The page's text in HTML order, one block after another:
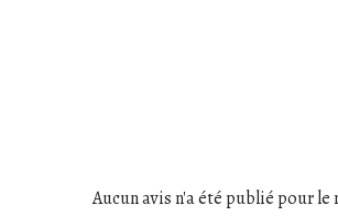
Aucun avis n'a été publié pour le